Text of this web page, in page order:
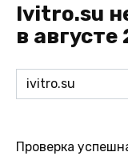
Ivitro.su
в августе
Проверка